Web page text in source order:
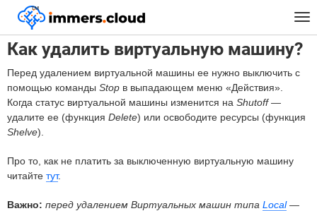
™
Главная FAQ Как удалить виртуальную машину?
Как удалить виртуальную машину?
Перед удалением виртуальной машины ее нужно выключить с
помощью команды Stop в выпадающем меню «Действия».
Когда статус виртуальной машины изменится на Shutoff—
удалите ее (функция Delete) или освободите ресурсы (функция
Shelve).
Про то, как не платить за выключенную виртуальную машину
читайте тут.
Важно: перед удалением Виртуальных машин типа Local—